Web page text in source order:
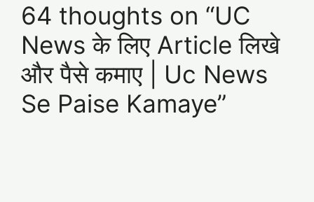
64 thoughts on “UC
News के लिए Article लिखे
और पैसे कमाए | Uc News
Se Paise Kamaye”